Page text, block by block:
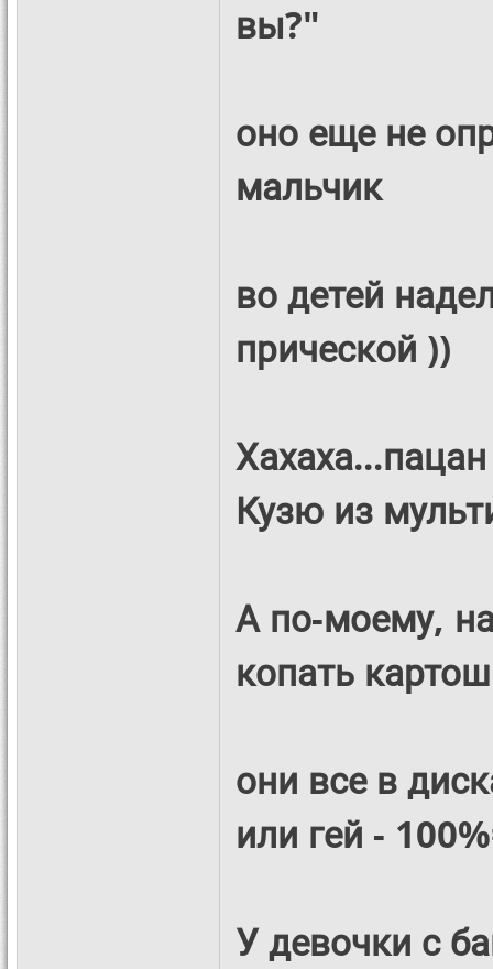
вы?"
оно еще не
мальчик
во детей
прической ))
Кузю из
А по-моему,
копать
они все в
или гей -
У девочки с